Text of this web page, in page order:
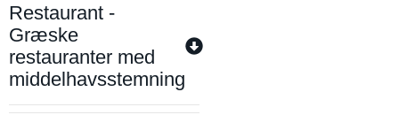
Restaurant -
Græske
restauranter med
middelhavsstemning